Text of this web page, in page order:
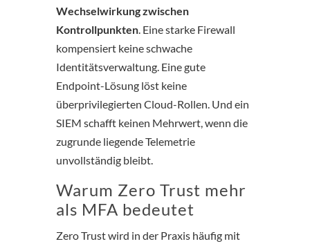
Wechselwirkung zwischen
Kontrollpunkten. Eine starke Firewall
kompensiert keine schwache
Identitätsverwaltung. Eine gute
Endpoint-Lösung löst keine
überprivilegierten Cloud-Rollen. Und ein
SIEM schafft keinen Mehrwert, wenn die
zugrunde liegende Telemetrie
unvollständig bleibt.
Warum Zero Trust mehr
als MFA bedeutet
Zero Trust wird in der Praxis häufig mit